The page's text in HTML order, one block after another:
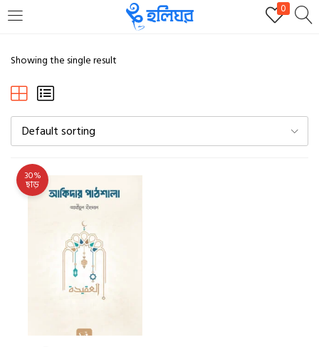
0
REGISTER
Remember me
Showing the single result
Default sorting
30%
ছাড়